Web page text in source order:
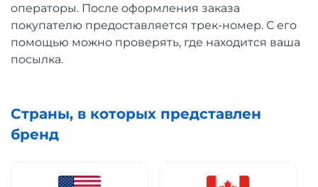
операторы. После оформления заказа
покупателю предоставляется трек-номер. С его
помощью можно проверять, где находится ваша
посылка.
Страны, в которых представлен
бренд